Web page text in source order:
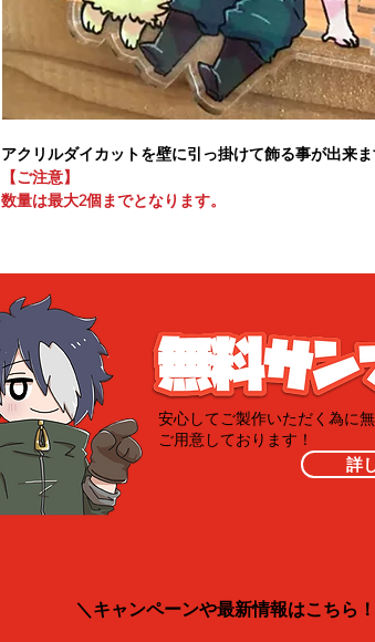
アクリルダイカットを壁に引っ掛けて飾る事が出来ま
【ご注意】
数量は最大2個までとなります。
安心してご製作いただく為に
ご用意しております！
詳
＼キャンペーンや最新情報はこちら